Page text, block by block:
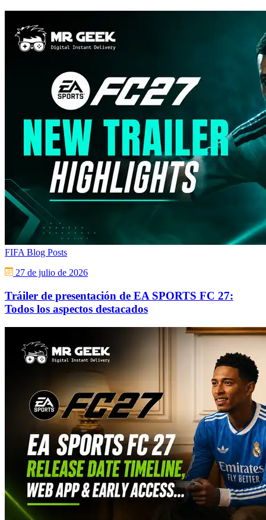
FIFA Blog Posts
27 de julio de 2026
Tráiler de presentación de EA SPORTS FC 27:
Todos los aspectos destacados